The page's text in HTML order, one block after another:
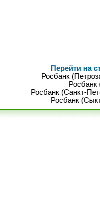
Перейти на
Росбанк
Росбанк
Росбанк (Санкт-
Росбанк